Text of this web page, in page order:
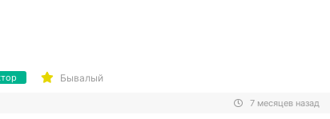
Бывалый
7 месяцев назад